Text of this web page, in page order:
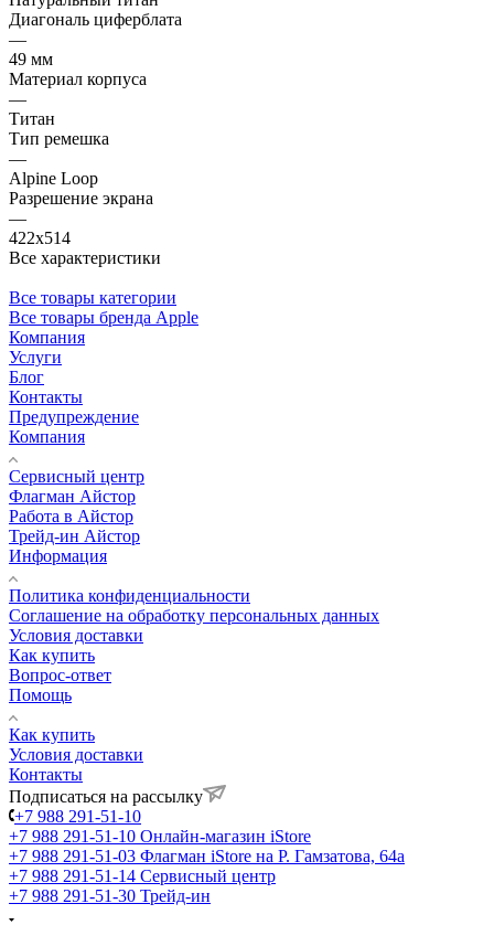
Диагональ циферблата
—
49 мм
Материал корпуса
—
Титан
Тип ремешка
—
Alpine Loop
Разрешение экрана
—
422x514
Все характеристики
Все товары категории
Все товары бренда Apple
Компания
Услуги
Блог
Контакты
Предупреждение
Компания
Сервисный центр
Флагман Айстор
Работа в Айстор
Трейд-ин Айстор
Информация
Политика конфиденциальности
Соглашение на обработку персональных данных
Условия доставки
Как купить
Вопрос-ответ
Помощь
Как купить
Условия доставки
Контакты
Подписаться на рассылку
+7 988 291-51-10
+7 988 291-51-10 Онлайн-магазин iStore
+7 988 291-51-03 Флагман iStore на Р. Гамзатова, 64а
+7 988 291-51-14 Сервисный центр
+7 988 291-51-30 Трейд-ин